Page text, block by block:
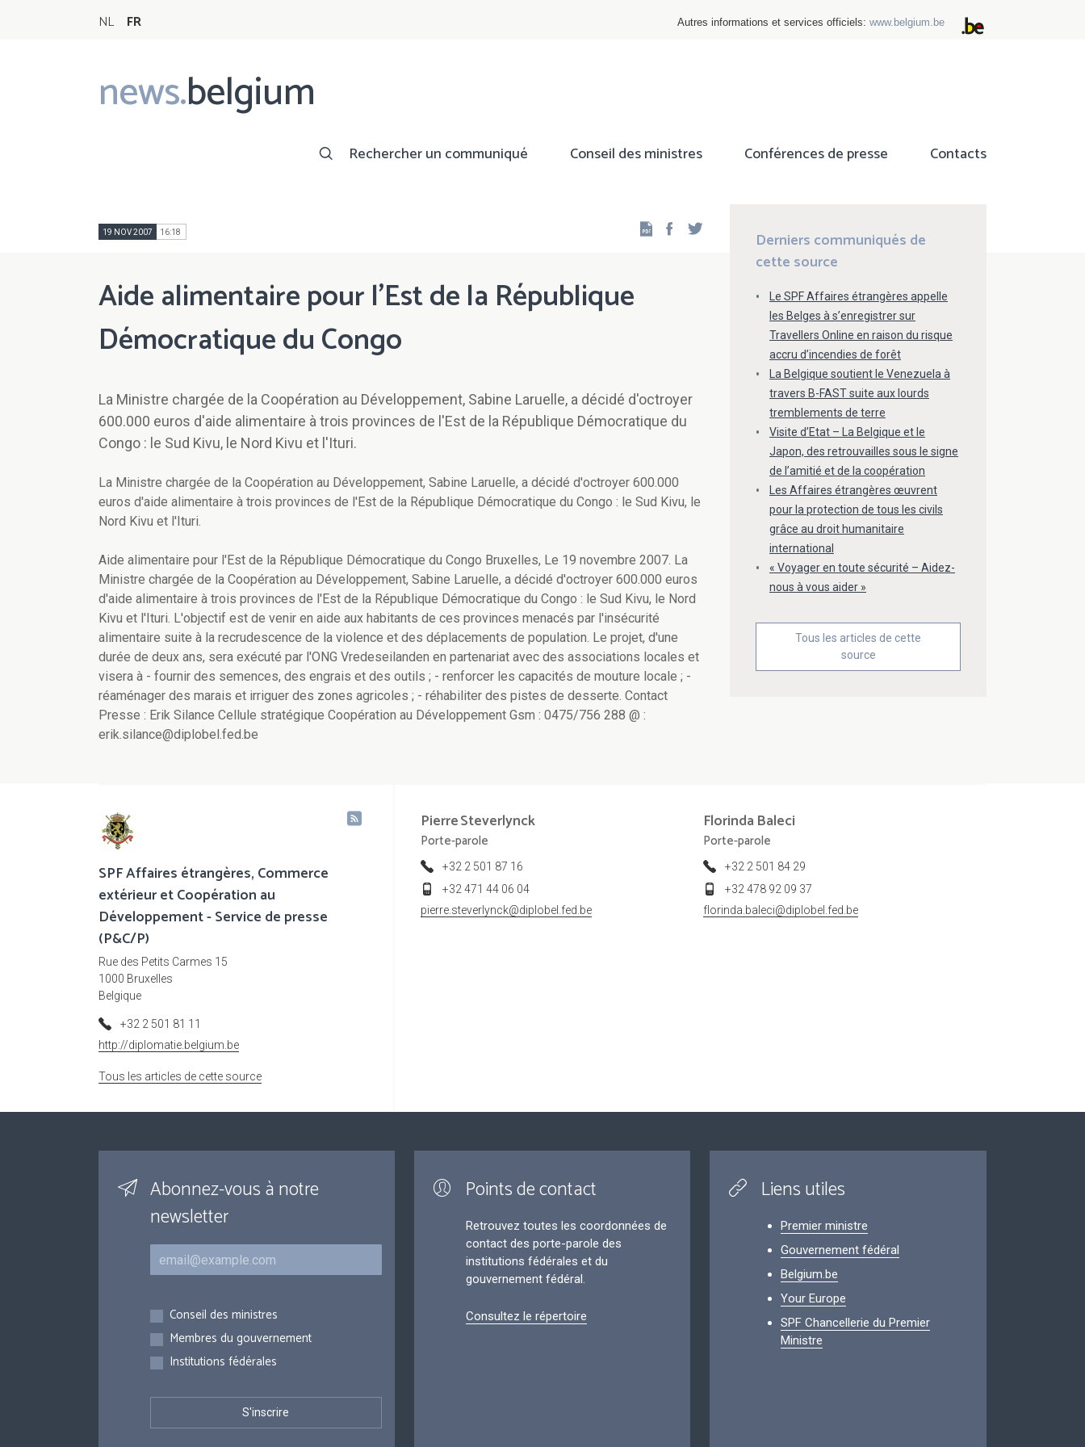
NL FR Autres informations et services officiels: www.belgium.be
news.belgium
Main
navigation
Rechercher un communiqué Conseil des ministres Conférences de presse Contacts
19 NOV 2007 16:18 Facebook
Aide alimentaire pour l'Est de la République
Démocratique du Congo
La Ministre chargée de la Coopération au Développement, Sabine Laruelle, a décidé d'octroyer
600.000 euros d'aide alimentaire à trois provinces de l'Est de la République Démocratique du
Congo : le Sud Kivu, le Nord Kivu et l'Ituri.
La Ministre chargée de la Coopération au Développement, Sabine Laruelle, a décidé d'octroyer 600.000
euros d'aide alimentaire à trois provinces de l'Est de la République Démocratique du Congo : le Sud Kivu, le
Nord Kivu et l'Ituri.
Aide alimentaire pour l'Est de la République Démocratique du Congo Bruxelles, Le 19 novembre 2007. La
Ministre chargée de la Coopération au Développement, Sabine Laruelle, a décidé d'octroyer 600.000 euros
d'aide alimentaire à trois provinces de l'Est de la République Démocratique du Congo : le Sud Kivu, le Nord
Kivu et l'Ituri. L'objectif est de venir en aide aux habitants de ces provinces menacés par l'insécurité
alimentaire suite à la recrudescence de la violence et des déplacements de population. Le projet, d'une
durée de deux ans, sera exécuté par l'ONG Vredeseilanden en partenariat avec des associations locales et
visera à - fournir des semences, des engrais et des outils ; - renforcer les capacités de mouture locale ; -
réaménager des marais et irriguer des zones agricoles ; - réhabiliter des pistes de desserte. Contact
Presse : Erik Silance Cellule stratégique Coopération au Développement Gsm : 0475/756 288 @ :
erik.silance@diplobel.fed.be
Derniers communiqués de
cette source
Le SPF Affaires étrangères appelle
les Belges à s’enregistrer sur
Travellers Online en raison du risque
accru d’incendies de forêt
La Belgique soutient le Venezuela à
travers B-FAST suite aux lourds
tremblements de terre
Visite d’Etat – La Belgique et le
Japon, des retrouvailles sous le signe
de l’amitié et de la coopération
Les Affaires étrangères œuvrent
pour la protection de tous les civils
grâce au droit humanitaire
international
« Voyager en toute sécurité – Aidez-
nous à vous aider »
Tous les articles de cette
source
SPF Affaires étrangères, Commerce
extérieur et Coopération au
Développement - Service de presse
(P&C/P)
Rue des Petits Carmes 15
1000 Bruxelles
Belgique
+32 2 501 81 11
http://diplomatie.belgium.be
Tous les articles de cette source
PierreSteverlynck
Porte-parole
+32 2 501 87 16
+32 471 44 06 04
pierre.steverlynck@diplobel.fed.be
Florinda Baleci
Porte-parole
+32 2 501 84 29
+32 478 92 09 37
florinda.baleci@diplobel.fed.be
Abonnez-vous à notre
newsletter
Courriel
Inscriptions
Conseil des ministres
Membres du gouvernement
Institutions fédérales
Points de contact
Retrouvez toutes les coordonnées de
contact des porte-parole des
institutions fédérales et du
gouvernement fédéral.
Consultez le répertoire
Liens utiles
Premier ministre
Gouvernement fédéral
Belgium.be
Your Europe
SPF Chancellerie du Premier
Ministre